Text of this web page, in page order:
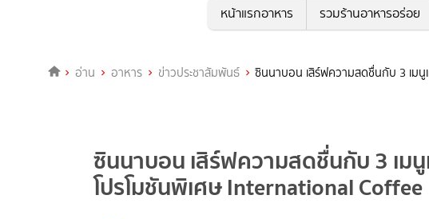
หน้าแรกอาหาร รวมร้านอาหารอร่อย
อ่าน อาหาร ข่าวประชาสัมพันธ์ ซินนาบอน เสิร์ฟความสดชื่นกับ 3 เมนู
ซินนาบอน เสิร์ฟความสดชื่นกับ 3 เม
โปรโมชันพิเศษ International Coffee